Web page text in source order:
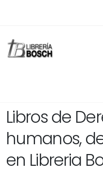
Libros de
humanos,
en Libreria